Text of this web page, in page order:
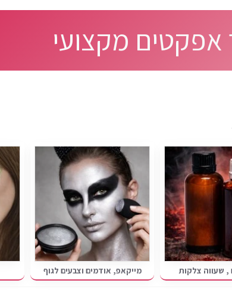
אפקטים מקצועי
שעווה צלקות מייקאפ, אודמים וצבעים לגוף